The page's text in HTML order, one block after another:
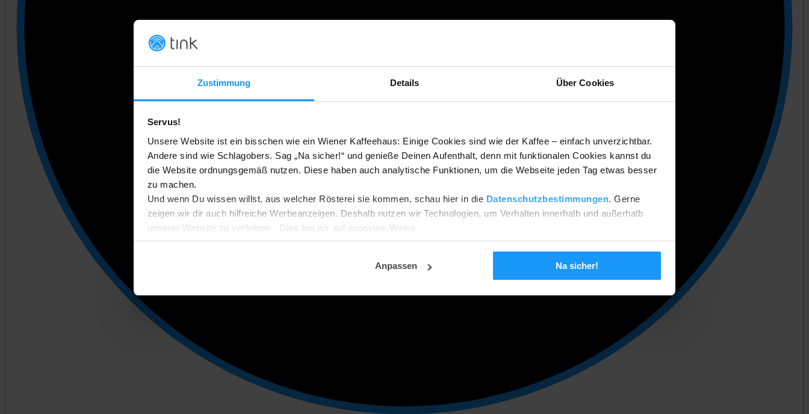
Zustimmung Details Über Cookies
Servus!
Unsere Website ist ein bisschen wie ein Wiener Kaffeehaus: Einige Cookies sind wie der Kaffee – einfach unverzichtbar.
Andere sind wie Schlagobers. Sag „Na sicher!“ und genieße Deinen Aufenthalt, denn mit funktionalen Cookies kannst du
die Website ordnungsgemäß nutzen. Diese haben auch analytische Funktionen, um die Webseite jeden Tag etwas besser
zu machen.
Und wenn Du wissen willst, aus welcher Rösterei sie kommen, schau hier in die Datenschutzbestimmungen. Gerne
zeigen wir dir auch hilfreiche Werbeanzeigen. Deshalb nutzen wir Technologien, um Verhalten innerhalb und außerhalb
unserer Website zu verfolgen - Dies tun wir auf anonyme Weise.
Entscheidest du dich für Ablehnen? Dann werden wir nur funktionale und analytische Cookies setzen. Deine Einstellungen
Anpassen
Na sicher!